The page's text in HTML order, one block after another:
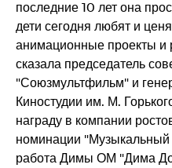
последние 10 лет она
дети сегодня любят и
анимационные проекты и
сказала председатель
"Союзмультфильм" и
Киностудии им. М.
награду в компании
номинации "Музыкальный
работа Димы ОМ "Дима